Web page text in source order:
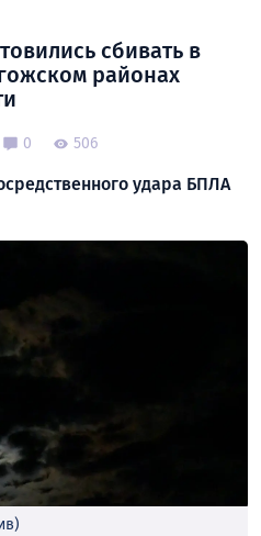
сбивать в
районах
0 506
удара БПЛА